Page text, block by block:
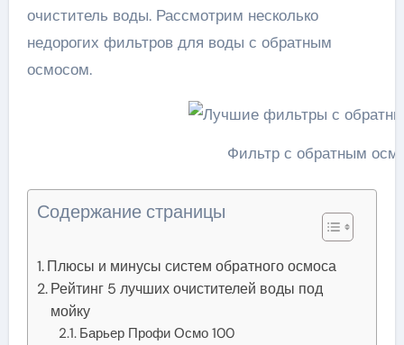
очиститель воды. Рассмотрим несколько
недорогих фильтров для воды с обратным
осмосом.
Фильтр с обратным
Содержание страницы
Плюсы и минусы систем обратного осмоса
Рейтинг 5 лучших очистителей воды под
мойку
Барьер Профи Осмо 100